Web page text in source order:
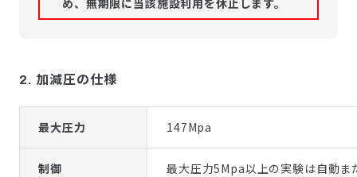
め、無期限に当該施設利用を休止します。
2. 加減圧の仕様
最大圧力 147Mpa
制御
最大圧力5Mpa以上の実験は自動ま